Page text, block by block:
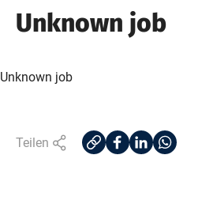
Unknown job
Unknown job
Teilen